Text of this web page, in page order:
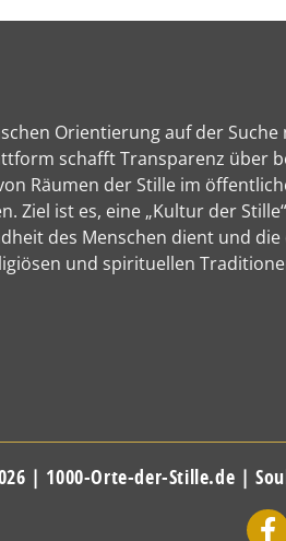
Orientierung auf der Suche
schafft Transparenz über
Räumen der Stille im
Ziel ist es, eine „Kultur der
des Menschen dient und die
und spirituellen
| 1000-Orte-der-Stille.de |